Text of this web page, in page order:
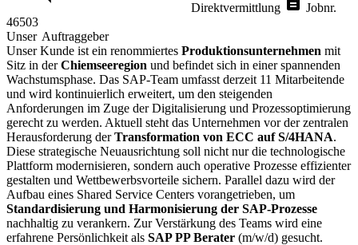
Direktvermittlung
Jobnr.
46503
Unser Auftraggeber
Unser Kunde ist ein renommiertes Produktionsunternehmen mit
Sitz in derChiemseeregion und befindet sich in einer spannenden
Wachstumsphase. Das SAP-Team umfasst derzeit 11 Mitarbeitende
und wird kontinuierlich erweitert, um den steigenden
Anforderungen im Zuge der Digitalisierung und Prozessoptimierung
gerecht zu werden. Aktuell steht das Unternehmen vor der zentralen
Herausforderung derTransformation von ECC auf S/4HANA.
Diese strategische Neuausrichtung soll nicht nur die technologische
Plattform modernisieren, sondern auch operative Prozesse effizienter
gestalten und Wettbewerbsvorteile sichern. Parallel dazu wird der
Aufbau eines Shared Service Centers vorangetrieben, um
Standardisierung und Harmonisierung der SAP-Prozesse
nachhaltig zu verankern. Zur Verstärkung des Teams wird eine
erfahrene Persönlichkeit als SAP PP Berater (m/w/d) gesucht.